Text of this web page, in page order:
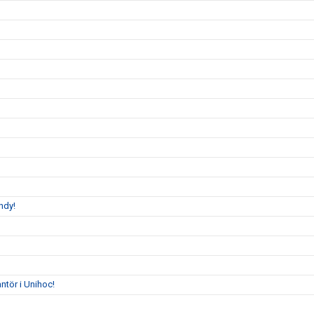
i Unihoc!